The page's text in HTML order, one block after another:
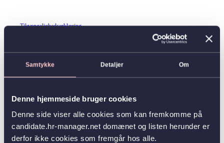
Samtykke Detaljer Om
Denne hjemmeside bruger cookies
Denne side viser alle cookies som kan fremkomme på
candidate.hr-manager.net domænet og listen herunder er
derfor ikke cookies som fremgår hos alle.
Tilgængelighedserklæring